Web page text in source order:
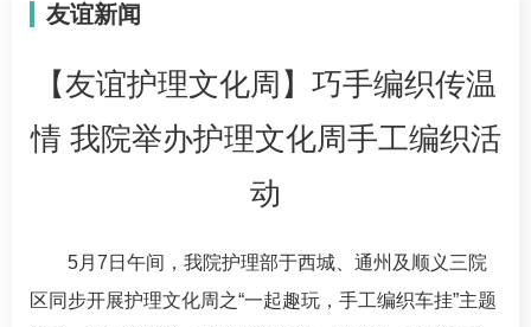
友谊新闻
【友谊护理文化周】巧手编织传温
情 我院举办护理文化周手工编织活
动
5月7日午间，我院护理部于西城、通州及顺义三院
区同步开展护理文化周之“一起趣玩，手工编织车挂”主题